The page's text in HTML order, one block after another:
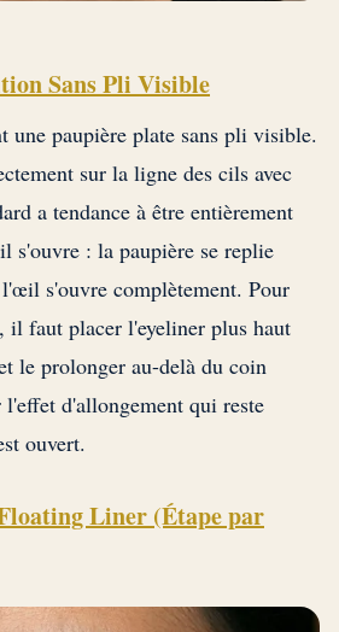
Sans Pli Visible
une paupière plate sans pli visible.
sur la ligne des cils avec
a tendance à être entièrement
s'ouvre : la paupière se replie
l'œil s'ouvre complètement. Pour
il faut placer l'eyeliner plus haut
le prolonger au-delà du coin
d'allongement qui reste
ouvert.
Liner (Étape par